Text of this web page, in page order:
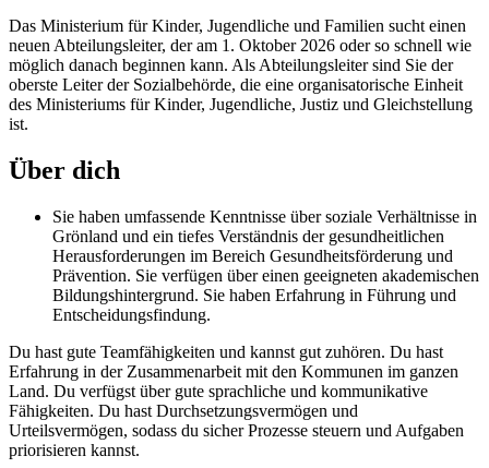
Das Ministerium für Kinder, Jugendliche und Familien sucht einen
neuen Abteilungsleiter, der am 1. Oktober 2026 oder so schnell wie
möglich danach beginnen kann. Als Abteilungsleiter sind Sie der
oberste Leiter der Sozialbehörde, die eine organisatorische Einheit
des Ministeriums für Kinder, Jugendliche, Justiz und Gleichstellung
ist.
Über dich
Sie haben umfassende Kenntnisse über soziale Verhältnisse in
Grönland und ein tiefes Verständnis der gesundheitlichen
Herausforderungen im Bereich Gesundheitsförderung und
Prävention. Sie verfügen über einen geeigneten akademischen
Bildungshintergrund. Sie haben Erfahrung in Führung und
Entscheidungsfindung.
Du hast gute Teamfähigkeiten und kannst gut zuhören. Du hast
Erfahrung in der Zusammenarbeit mit den Kommunen im ganzen
Land. Du verfügst über gute sprachliche und kommunikative
Fähigkeiten. Du hast Durchsetzungsvermögen und
Urteilsvermögen, sodass du sicher Prozesse steuern und Aufgaben
priorisieren kannst.